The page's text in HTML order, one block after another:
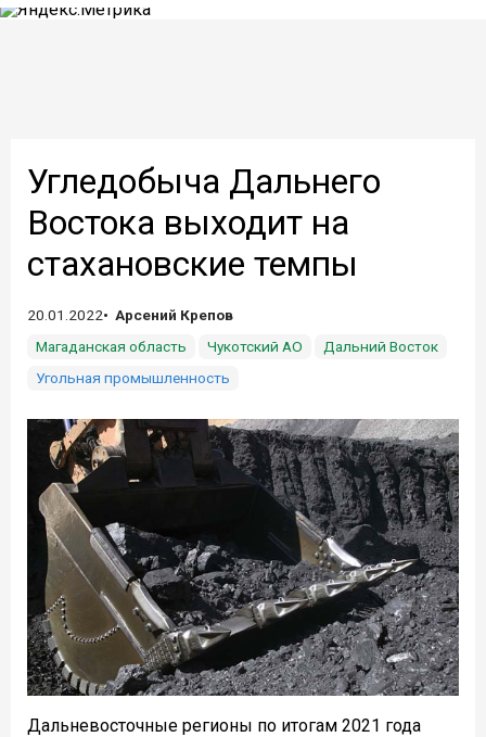
Угледобыча Дальнего
Востока выходит на
стахановские темпы
20.01.2022
Арсений Крепов
Магаданская область
Чукотский АО
Дальний Восток
Угольная промышленность
Дальневосточные регионы по итогам 2021 года